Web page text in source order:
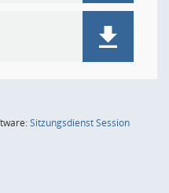
SitzungsdienstSession(Wird in